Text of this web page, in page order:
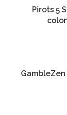
Pirots 5